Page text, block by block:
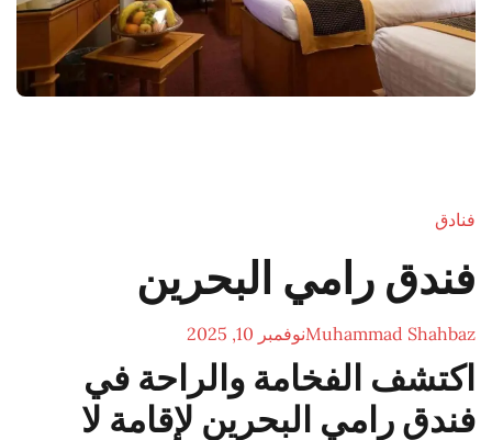
فنادق
فندق رامي البحرين
Muhammad Shahbazنوفمبر 10, 2025
اكتشف الفخامة والراحة في
فندق رامي البحرين لإقامة لا